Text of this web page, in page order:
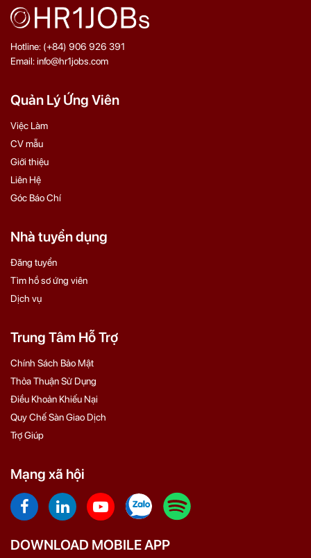
Hotline: (+84) 906 926 391
Email: info@hr1jobs.com
Quản Lý Ứng Viên
Việc Làm
CV mẫu
Giới thiệu
Liên Hệ
Góc Báo Chí
Nhà tuyển dụng
Đăng tuyển
Tìm hồ sơ ứng viên
Dịch vụ
Trung Tâm Hỗ Trợ
Chính Sách Bảo Mật
Thỏa Thuận Sử Dụng
Điều Khoản Khiếu Nại
Quy Chế Sàn Giao Dịch
Trợ Giúp
Mạng xã hội
DOWNLOAD MOBILE APP